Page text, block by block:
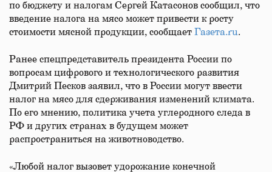
по бюджету и налогам Сергей Катасонов сообщил, что
введение налога на мясо может привести к росту
стоимости мясной продукции, сообщает Газета.ru.
Ранее спецпредставитель президента России по
вопросам цифрового и технологического развития
Дмитрий Песков заявил, что в России могут ввести
налог на мясо для сдерживания изменений климата.
По его мнению, политика учета углеродного следа в
РФ и других странах в будущем может
распространиться на животноводство.
«Любой налог вызовет удорожание конечной